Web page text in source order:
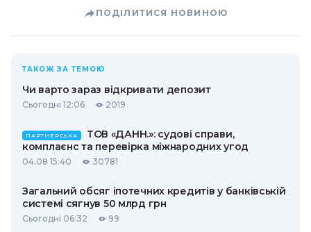
ПОДІЛИТИСЯ НОВИНОЮ
ТАКОЖ ЗА ТЕМОЮ
Чи варто зараз відкривати депозит
Сьогодні 12:06 2019
ПАРТНЕРСЬКА
ТОВ «ДАНН.»: судові справи,
комплаєнс та перевірка міжнародних угод
04.08 15:40 30781
Загальний обсяг іпотечних кредитів у банківській
системі сягнув 50 млрд грн
Сьогодні 06:32 99